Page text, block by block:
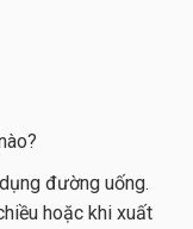
đường uống.
hoặc khi xuất